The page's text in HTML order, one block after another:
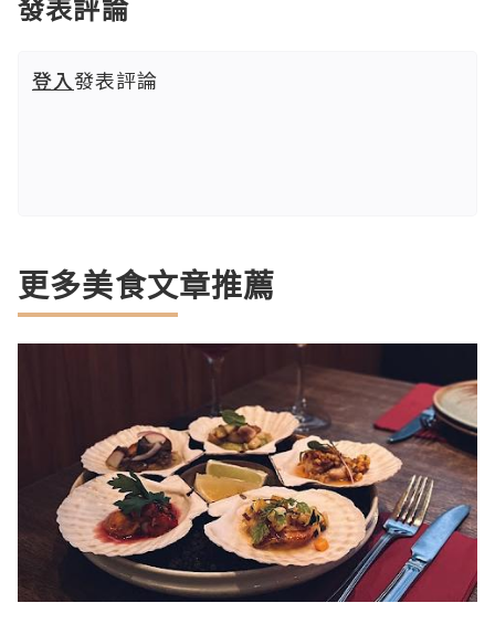
發表評論
登入發表評論
更多美食文章推薦